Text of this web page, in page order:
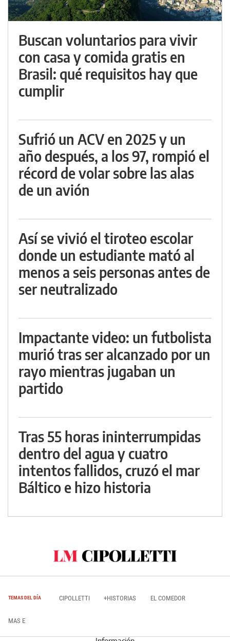
Buscan voluntarios para vivir
con casa y comida gratis en
Brasil: qué requisitos hay que
cumplir
Sufrió un ACV en 2025 y un
año después, a los 97, rompió el
récord de volar sobre las alas
de un avión
Así se vivió el tiroteo escolar
donde un estudiante mató al
menos a seis personas antes de
ser neutralizado
Impactante video: un futbolista
murió tras ser alcanzado por un
rayo mientras jugaban un
partido
Tras 55 horas ininterrumpidas
dentro del agua y cuatro
intentos fallidos, cruzó el mar
Báltico e hizo historia
TEMAS DEL DÍA CIPOLLETTI +HISTORIAS EL COMEDOR
MAS E